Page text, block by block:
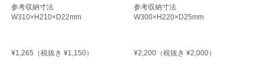
参考収納寸法
W310×H210×D22mm
¥1,265 （税抜き ¥1,150）
参考収納寸法
W300×H220×D25mm
¥2,200 （税抜き ¥2,000）